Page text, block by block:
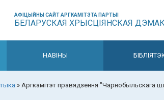
АФІЦЫЙНЫ САЙТ АРГКАМІТЭТА ПАРТЫІ
БЕЛАРУСКАЯ ХРЫСЦІЯНСКАЯ
НАВІНЫ
» Аргкамітэт правядзення "Чарнобыльскага